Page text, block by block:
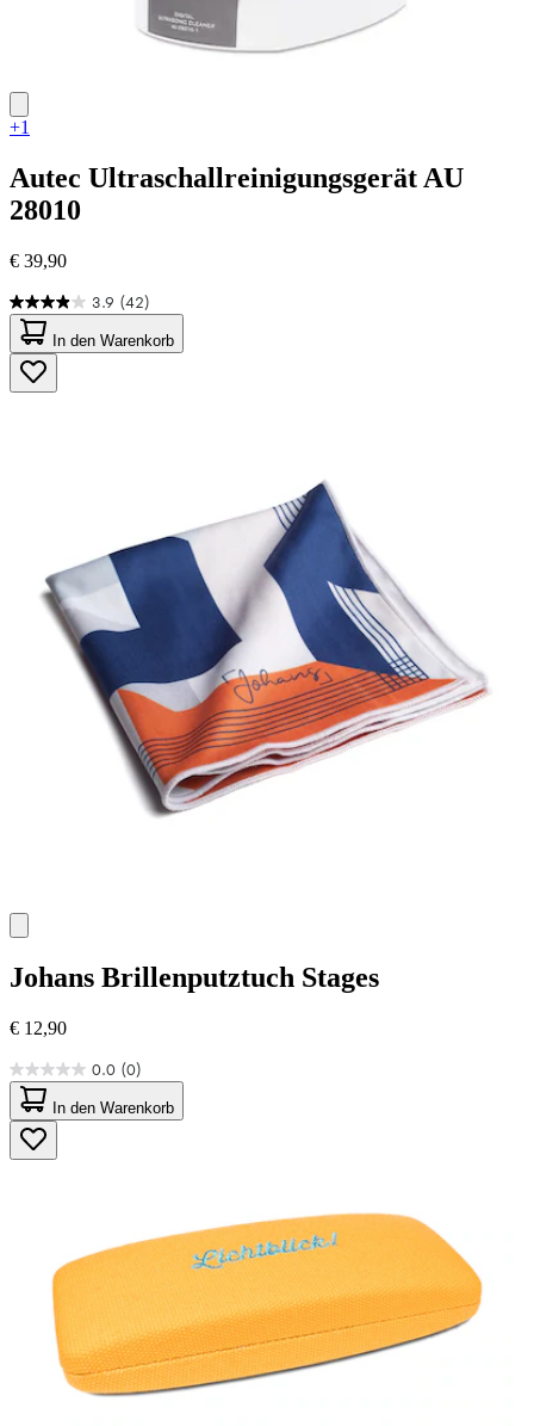
+1
Autec Ultraschallreinigungsgerät AU
28010
€ 39,90
3.9 (42)
3.9
von
5
Sternen.
42
In den Warenkorb
Johans Brillenputztuch Stages
€ 12,90
0.0 (0)
0.0
von
5
Sternen.
In den Warenkorb